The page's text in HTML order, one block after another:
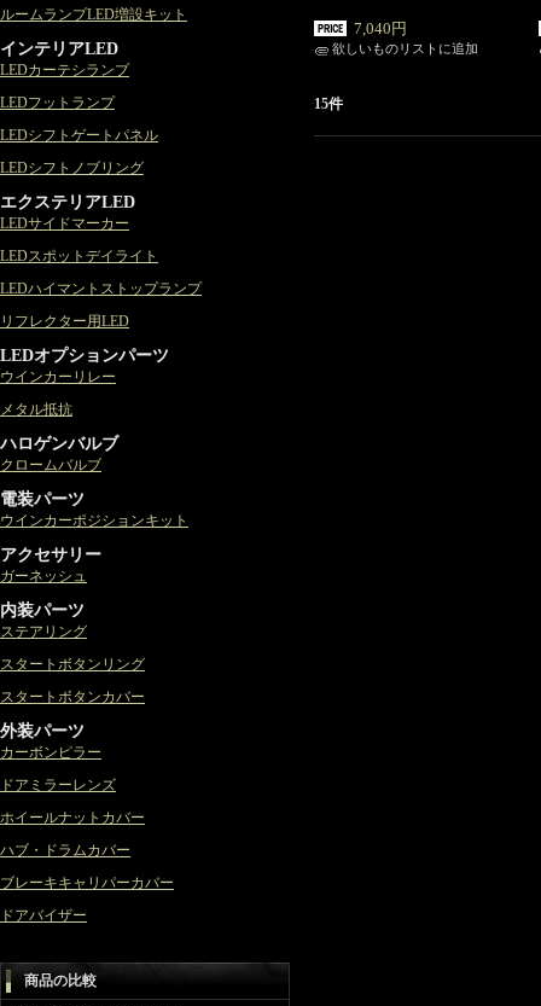
7,040円
欲しいものリストに追加
15件
ルームランプLED増設キット
インテリアLED
LEDカーテシランプ
LEDフットランプ
LEDシフトゲートパネル
LEDシフトノブリング
エクステリアLED
LEDサイドマーカー
LEDスポットデイライト
LEDハイマントストップランプ
リフレクター用LED
LEDオプションパーツ
ウインカーリレー
メタル抵抗
ハロゲンバルブ
クロームバルブ
電装パーツ
ウインカーポジションキット
アクセサリー
ガーネッシュ
内装パーツ
ステアリング
スタートボタンリング
スタートボタンカバー
外装パーツ
カーボンピラー
ドアミラーレンズ
ホイールナットカバー
ハブ・ドラムカバー
ブレーキキャリパーカバー
ドアバイザー
商品の比較